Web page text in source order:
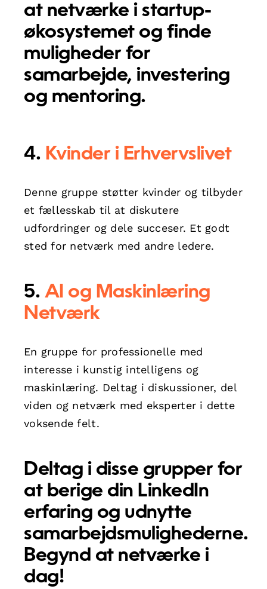
at netværke i startup-
økosystemet og finde
muligheder for
samarbejde, investering
og mentoring.
4. Kvinder i Erhvervslivet
Denne gruppe støtter kvinder og tilbyder
et fællesskab til at diskutere
udfordringer og dele succeser. Et godt
sted for netværk med andre ledere.
5. AI og Maskinlæring
Netværk
En gruppe for professionelle med
interesse i kunstig intelligens og
maskinlæring. Deltag i diskussioner, del
viden og netværk med eksperter i dette
voksende felt.
Deltag i disse grupper for
at berige din LinkedIn
erfaring og udnytte
samarbejdsmulighederne.
Begynd at netværke i
dag!